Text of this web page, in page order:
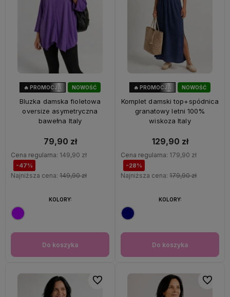
NOWOŚĆ
🔥 PROMOCJA
Bluzka damska fioletowa
oversize asymetryczna
bawełna Italy
79,90 zł
Cena regularna: 149,90 zł
-47%
Najniższa cena: 149,90 zł
Do koszyka
KOLORY:
NOWOŚĆ
🔥 PROMOCJA
Komplet damski top+spódnica
granatowy letni 100%
wiskoza Italy
129,90 zł
Cena regularna: 179,90 zł
-28%
Najniższa cena: 179,90 zł
Do koszyka
KOLORY:
Do ulubionych Do